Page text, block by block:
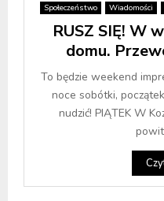
Społeczeństwo
Wiadomości
RUSZ SIĘ! W
domu.
To będzie weekend
noce sobótki,
nudzić! PIĄTEK W